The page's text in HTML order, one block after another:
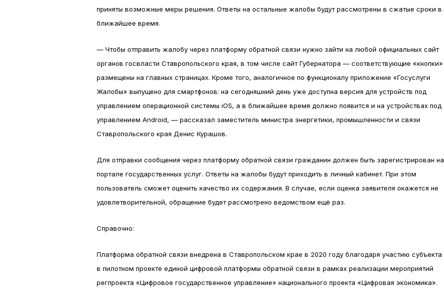
приняты возможные меры решения. Ответы на остальные жалобы будут рассмотрены в сжатые сроки в
ближайшее время.
— Чтобы отправить жалобу через платформу обратной связи нужно зайти на любой официальных сайт
органов госвласти Ставропольского края, в том числе сайт Губернатора — соответствующие «кнопки»
размещены на главных страницах. Кроме того, аналогичное по функционалу приложение «Госуслуги
Жалобы» выпущено для смартфонов: на сегодняшний день уже доступна версия для устройств под
управлением операционной системы iOS, а в ближайшее время должно появится и на устройствах под
управлением Android, — рассказал заместитель министра энергетики, промышленности и связи
Ставропольского края Денис Курашов.
Для отправки сообщения через платформу обратной связи гражданин должен быть зарегистрирован на
портале государственных услуг. Ответы на жалобы будут приходить в личный кабинет. При этом
пользователь сможет оценить качество их содержания. В случае, если оценка заявителя окажется не
удовлетворительной, обращение будет рассмотрено ведомством ещё раз.
Справочно:
Платформа обратной связи внедрена в Ставропольском крае в 2020 году благодаря участию субъекта
в пилотном проекте единой цифровой платформы обратной связи в рамках реализации мероприятий
регпроекта «Цифровое государственное управление» национального проекта «Цифровая экономика».